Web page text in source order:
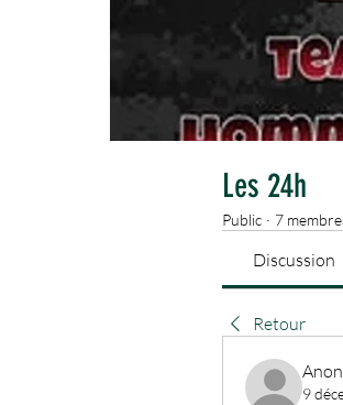
Les 24h
Public · 7
Discussion
Retour
9